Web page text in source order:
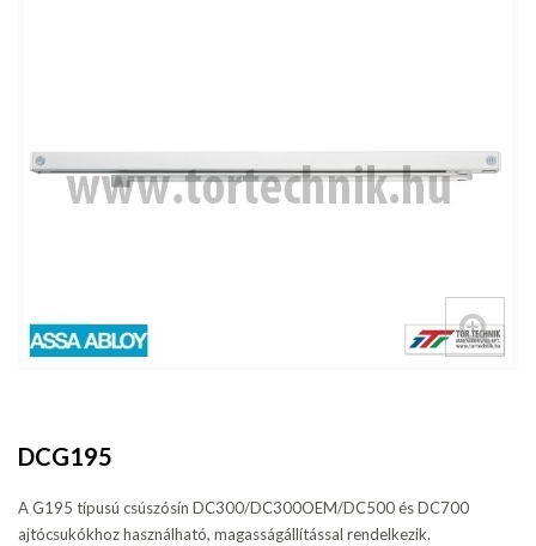
DCG195
A G195 típusú csúszósín DC300/DC300OEM/DC500 és DC700
ajtócsukókhoz használható, magasságállítással rendelkezik.